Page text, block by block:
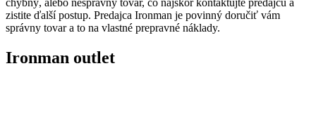
chybný, alebo nesprávny tovar, čo najskôr kontaktujte predajcu a
zistite ďalší postup. Predajca Ironman je povinný doručiť vám
správny tovar a to na vlastné prepravné náklady.
Ironman outlet